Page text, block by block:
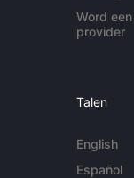
Word een
provider
Talen
English
Español